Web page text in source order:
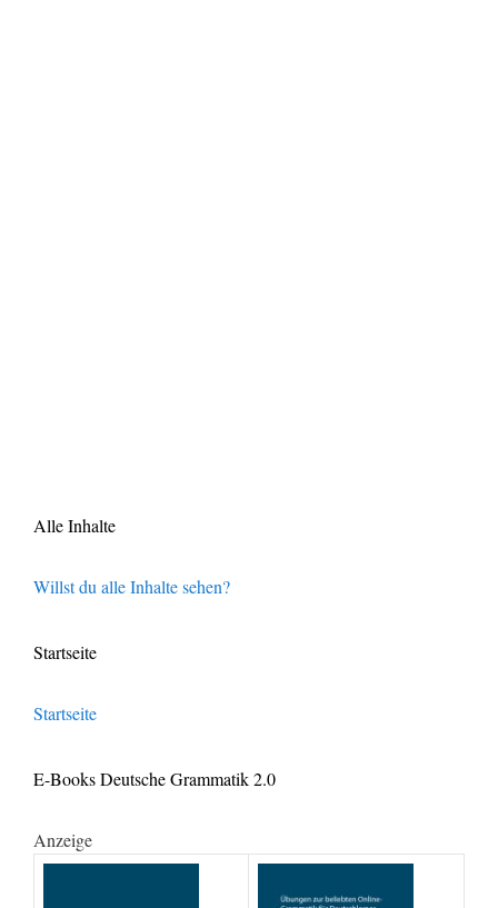
Alle Inhalte
Willst du alle Inhalte sehen?
Startseite
Startseite
E-Books Deutsche Grammatik 2.0
Anzeige